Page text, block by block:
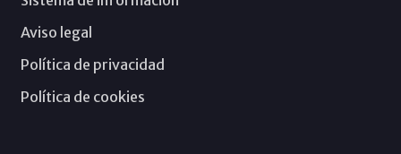
Aviso legal
Política de privacidad
Política de cookies